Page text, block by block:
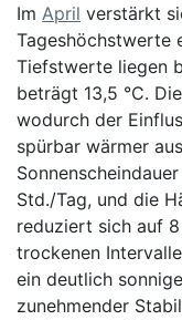
Im April verstärkt
Tageshöchstwerte
Tiefstwerte liegen
beträgt 13,5 °C.
wodurch der
spürbar wärmer
Std./Tag, und die
reduziert sich auf
trockenen
ein deutlich
zunehmender